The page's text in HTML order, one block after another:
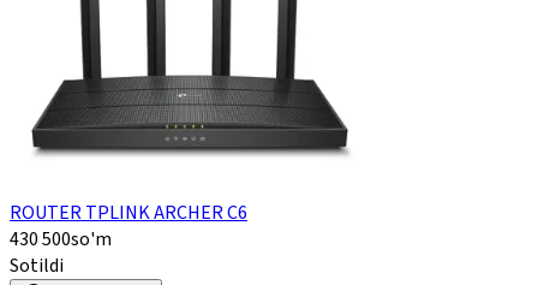
ROUTER TPLINK ARCHER C6
430 500so'm
Sotildi